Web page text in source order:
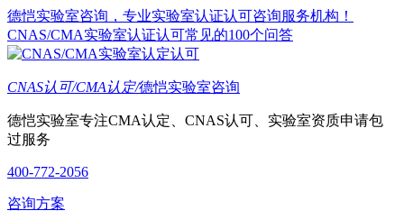
德恺实验室咨询，专业实验室认证认可咨询服务机构！
CNAS/CMA实验室认证认可常见的100个问答
CNAS认可/CMA认定/德恺实验室咨询
德恺实验室专注CMA认定、CNAS认可、实验室资质申请包
过服务
400-772-2056
咨询方案